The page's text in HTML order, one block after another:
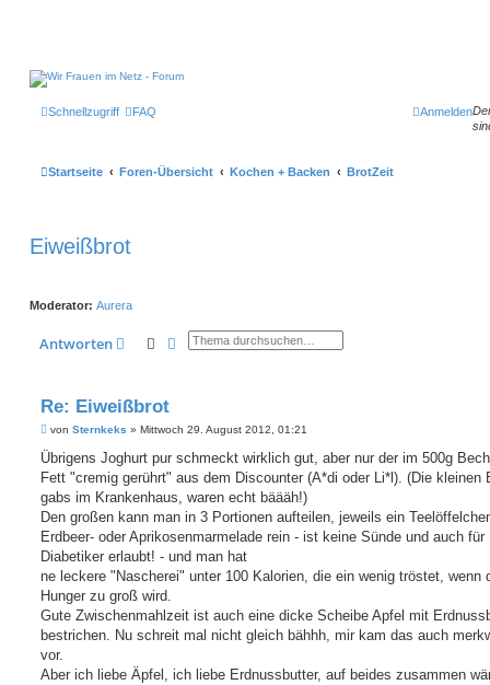
Schnellzugriff FAQ Anmelden
Startseite Foren-Übersicht Kochen + Backen BrotZeit
Eiweißbrot
Moderator: Aurera
Antworten SucheErweiterte Suche
Re: Eiweißbrot
B
i
r
a
g
von Sternkeks » Mittwoch 29. August 2012, 01:21
Übrigens Joghurt pur schmeckt wirklich gut, aber nur der im 500g
Fett "cremig gerührt" aus dem Discounter (A*di oder Li*l). (Die kleinen
gabs im Krankenhaus, waren echt bäääh!)
Den großen kann man in 3 Portionen aufteilen, jeweils ein
Erdbeer- oder Aprikosenmarmelade rein - ist keine Sünde und auch für
Diabetiker erlaubt! - und man hat
ne leckere "Nascherei" unter 100 Kalorien, die ein wenig tröstet, wenn
Hunger zu groß wird.
Gute Zwischenmahlzeit ist auch eine dicke Scheibe Apfel mit
bestrichen. Nu schreit mal nicht gleich bähhh, mir kam das auch
vor.
Aber ich liebe Äpfel, ich liebe Erdnussbutter, auf beides zusammen